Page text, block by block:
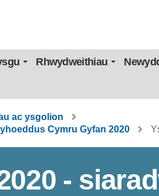
Rhwydweithiau
ac ysgolion
Cymru Gyfan 2020
-